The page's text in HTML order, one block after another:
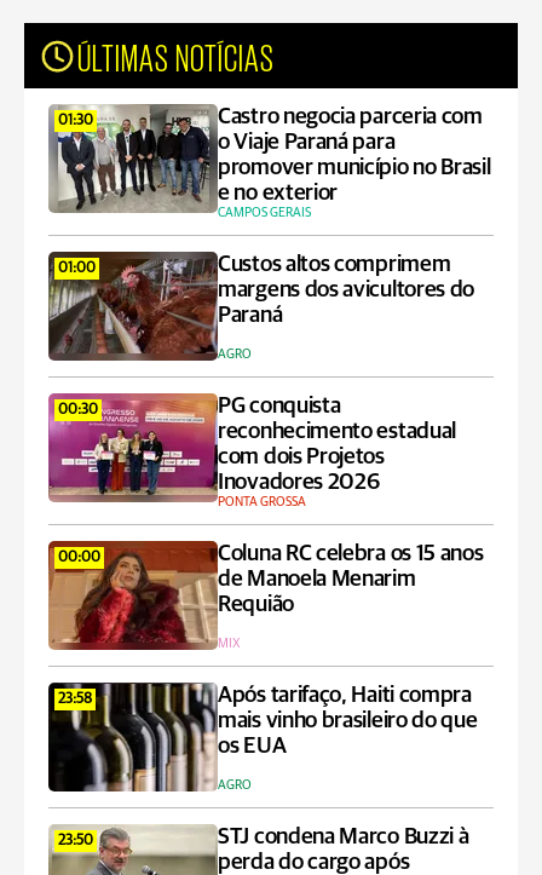
ÚLTIMAS NOTÍCIAS
01:30
Castro negocia parceria com
o Viaje Paraná para
promover município no Brasil
e no exterior
CAMPOS GERAIS
01:00
Custos altos comprimem
margens dos avicultores do
Paraná
AGRO
00:30
PG conquista
reconhecimento estadual
com dois Projetos
Inovadores 2026
PONTA GROSSA
00:00
Coluna RC celebra os 15 anos
de Manoela Menarim
Requião
MIX
23:58
Após tarifaço, Haiti compra
mais vinho brasileiro do que
os EUA
AGRO
23:50
STJ condena Marco Buzzi à
perda do cargo após